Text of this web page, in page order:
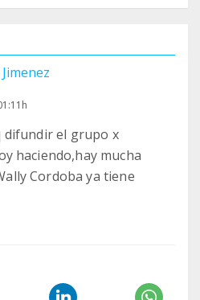
difundir el grupo x
haciendo,hay mucha
Cordoba ya tiene